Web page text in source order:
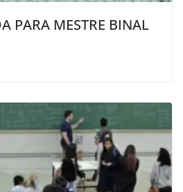
PARA MESTRE BINAL